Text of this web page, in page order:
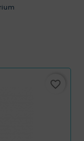
favorite_border